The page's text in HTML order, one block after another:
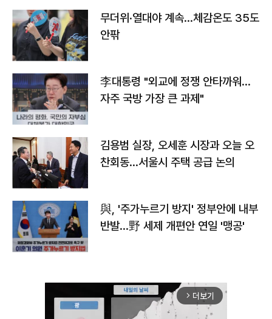
무더위·열대야 계속…체감온도 35도
안팎
李대통령 "외교에 정쟁 안타까워…
자주 국방 가장 큰 과제"
김용범 실장, 오세훈 시장과 오늘 오
찬회동...서울시 주택 공급 논의
與, '주가누르기 방지' 정부안에 내부
반발…野 세제 개편안 연일 '맹공'
arrow_forward_ios 더보기